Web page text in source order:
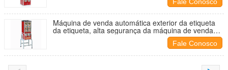
Máquina de venda automática exterior da etiqueta
da etiqueta, alta segurança da máquina de venda
Fale Conosco